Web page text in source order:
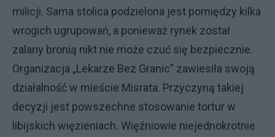
milicji. Sama stolica podzielona jest pomiędzy kilka
wrogich ugrupowań, a ponieważ rynek został
zalany bronią nikt nie może czuć się bezpiecznie.
Organizacja „Lekarze Bez Granic” zawiesiła swoją
działalność w mieście Misrata. Przyczyną takiej
decyzji jest powszechne stosowanie tortur w
libijskich więzieniach. Więźniowie niejednokrotnie